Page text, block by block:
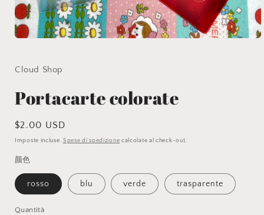
1
modale
Cloud Shop
Portacarte colorate
Prezzo
di
listino
$2.00 USD
Imposte incluse. Spese di spedizione calcolate al check-out.
颜色
rosso blu verde trasparente
Quantità